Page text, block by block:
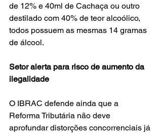
de 12% e 40ml de Cachaça ou outro
destilado com 40% de teor alcoólico,
todos possuem as mesmas 14 gramas
de álcool.
Setor alerta para risco de aumento da
ilegalidade
O IBRAC defende ainda que a
Reforma Tributária não deve
aprofundar distorções concorrenciais já